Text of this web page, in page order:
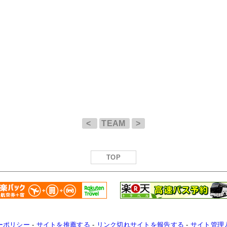
< TEAM >
TOP
ポリシー - サイトを推薦する - リンク切れサイトを報告する - サイト管理